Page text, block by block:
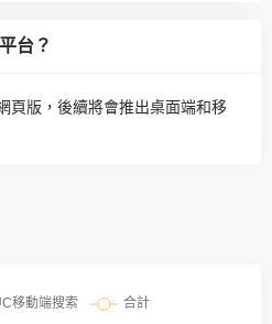
台？
頁版，後續將會推出桌面端和移